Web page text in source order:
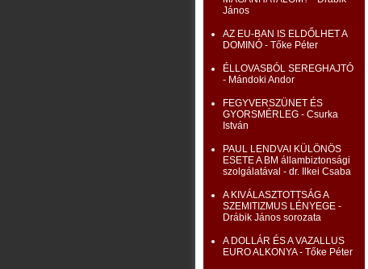
János
AZ EU-BAN IS ELDŐLHET A
DOMINÓ - Tőke Péter
ÉLLOVASBÓL SEREGHAJTÓ
- Mándoki Andor
FEGYVERSZÜNET ÉS
GYORSMÉRLEG - Csurka
István
PAUL LENDVAI KÜLÖNÖS
ESETE A BM állambiztonsági
szolgálatával - dr. Ilkei Csaba
A KIVÁLASZTOTTSÁG A
SZEMITIZMUS LÉNYEGE -
Drábik János sorozata
A DOLLÁR ÉS A VAZALLUS
EURO ALKONYA - Tőke Péter